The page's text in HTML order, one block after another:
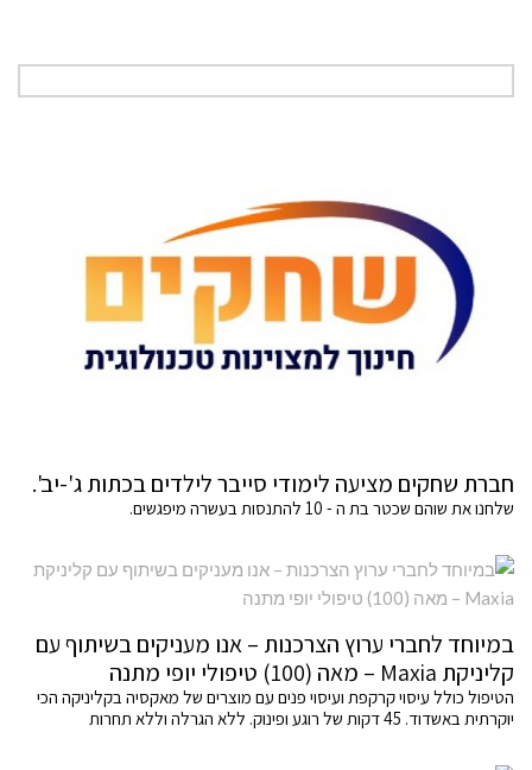
חברת שחקים מציעה לימודי סייבר לילדים בכתות ג'-יב'.
שלחנו את שוהם שכטר בת ה - 10 להתנסות בעשרה מיפגשים.
במיוחד לחברי ערוץ הצרכנות – אנו מעניקים בשיתוף עם
קליניקת Maxia – מאה (100) טיפולי יופי מתנה
הטיפול כולל עיסוי קרקפת ועיסוי פנים עם מוצרים של מאקסיה בקליניקה הכי
יוקרתית באשדוד. 45 דקות של רוגע ופינוק. ללא הגרלה וללא תחרות